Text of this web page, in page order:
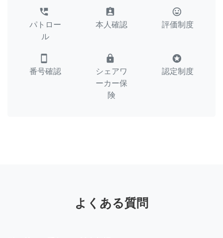
perm_phone_msg
パトロー
ル
assignment_ind
本人確認
tag_faces
評価制度
smartphone
番号確認
lock
シェアワ
ーカー保
険
stars
認定制度
よくある質問